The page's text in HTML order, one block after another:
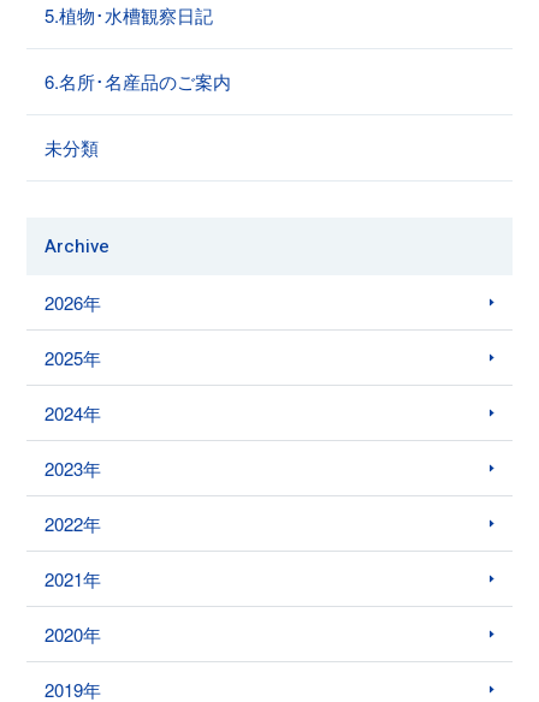
5.植物･水槽観察日記
6.名所･名産品のご案内
未分類
Archive
2026年
2025年
2024年
2023年
2022年
2021年
2020年
2019年